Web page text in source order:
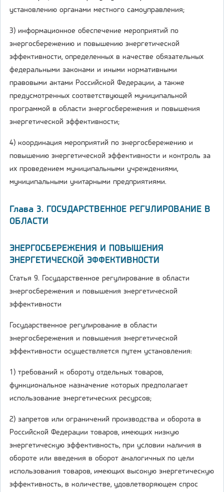
установлению органами местного самоуправления;
3) информационное обеспечение мероприятий по
энергосбережению и повышению энергетической
эффективности, определенных в качестве обязательных
федеральными законами и иными нормативными
правовыми актами Российской Федерации, а также
предусмотренных соответствующей муниципальной
программой в области энергосбережения и повышения
энергетической эффективности;
4) координация мероприятий по энергосбережению и
повышению энергетической эффективности и контроль за
их проведением муниципальными учреждениями,
муниципальными унитарными предприятиями.
Глава 3. ГОСУДАРСТВЕННОЕ РЕГУЛИРОВАНИЕ В
ОБЛАСТИ
ЭНЕРГОСБЕРЕЖЕНИЯ И ПОВЫШЕНИЯ
ЭНЕРГЕТИЧЕСКОЙ ЭФФЕКТИВНОСТИ
Статья 9. Государственное регулирование в области
энергосбережения и повышения энергетической
эффективности
Государственное регулирование в области
энергосбережения и повышения энергетической
эффективности осуществляется путем установления:
1) требований к обороту отдельных товаров,
функциональное назначение которых предполагает
использование энергетических ресурсов;
2) запретов или ограничений производства и оборота в
Российской Федерации товаров, имеющих низкую
энергетическую эффективность, при условии наличия в
обороте или введения в оборот аналогичных по цели
использования товаров, имеющих высокую энергетическую
эффективность, в количестве, удовлетворяющем спрос